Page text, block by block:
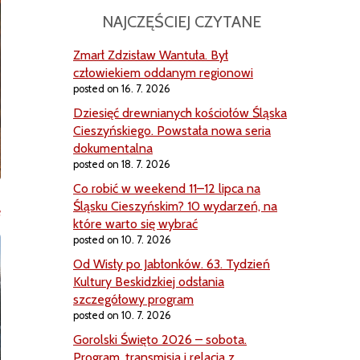
NAJCZĘŚCIEJ CZYTANE
Zmarł Zdzisław Wantuła. Był
człowiekiem oddanym regionowi
posted on 16. 7. 2026
Dziesięć drewnianych kościołów Śląska
Cieszyńskiego. Powstała nowa seria
dokumentalna
posted on 18. 7. 2026
Co robić w weekend 11–12 lipca na
Śląsku Cieszyńskim? 10 wydarzeń, na
które warto się wybrać
posted on 10. 7. 2026
Od Wisły po Jabłonków. 63. Tydzień
Kultury Beskidzkiej odsłania
szczegółowy program
posted on 10. 7. 2026
Gorolski Święto 2026 – sobota.